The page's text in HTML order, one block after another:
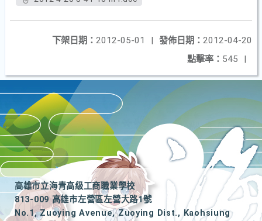
發佈日期： 2012-04-20
下架日期： 2012-05-01
|
點擊率： 545 |
高雄市立海青高級工商職業學校
813-009 高雄市左營區左營大路1號
No.1, Zuoying Avenue, Zuoying Dist., Kaohsiung